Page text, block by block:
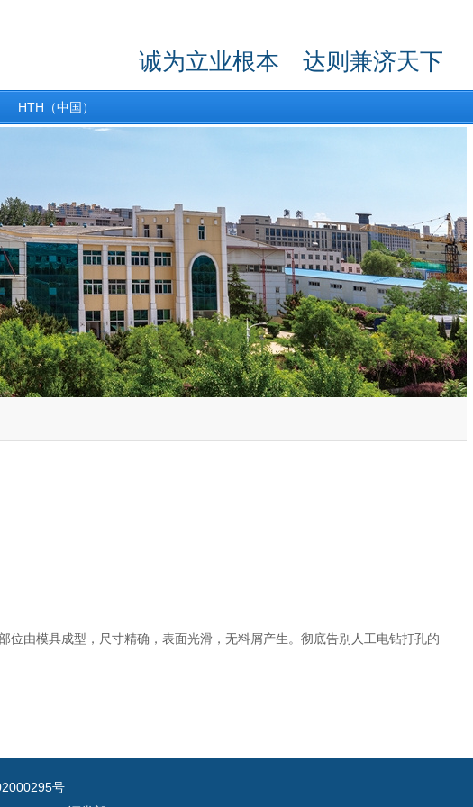
诚为立业根本 达则兼济天下
HTH（中国）
由模具成型，尺寸精确，表面光滑，无料屑产生。彻底告别人工电钻打孔的
号